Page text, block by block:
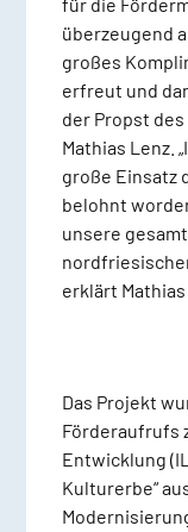
überzeugend
großes
erfreut und
der Propst
Mathias Lenz.
große Einsatz
belohnt
unsere
erklärt Mathias
Das Projekt
Förderaufrufs
Entwicklung
Kulturerbe“